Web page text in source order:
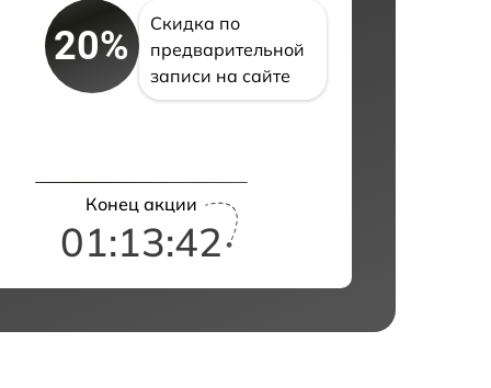
20%
Скидка по
предварительной
записи на сайте
Конец акции
01:13:41